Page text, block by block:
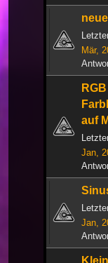
Mär,
auf
Jan,
Jan,